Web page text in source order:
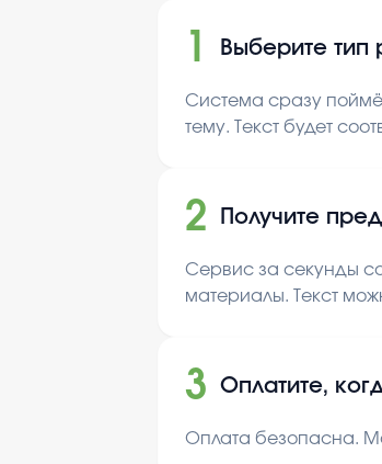
1 Выберите тип
Система сразу
тему. Текст будет
2 Получите
Сервис за секунды
материалы. Текст
3 Оплатите,
Оплата безопасна.